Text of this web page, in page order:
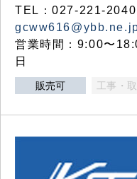
TEL：027-221-
営業時間：9:00〜
日
販売可 工事・